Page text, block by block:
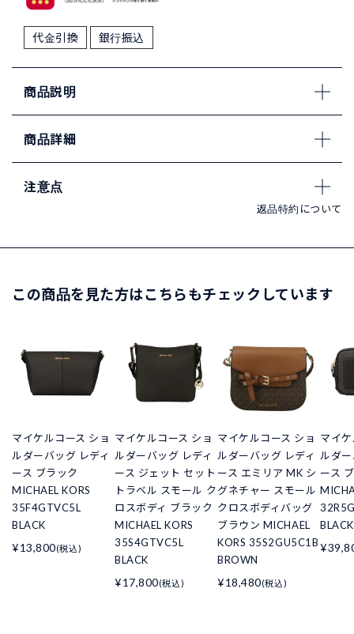
代金引換 銀行振込
商品説明
商品詳細
注意点
返品特約について
この商品を見た方はこちらもチェックしています
マイケルコース ショ
ルダーバッグ レディ
ース ブラック
MICHAEL KORS
35F4GTVC5L
BLACK
¥13,800(税込)
マイケルコース ショ
ルダーバッグ レディ
ース ジェット セット
トラベル スモール ク
ロスボディ ブラック
MICHAEL KORS
35S4GTVC5L
BLACK
¥17,800(税込)
マイケルコース ショ
ルダーバッグ レディ
ース エミリア MK シ
グネチャー スモール
クロスボディバッグ
ブラウン MICHAEL
KORS 35S2GU5C1B
BROWN
¥18,480(税込)
マイ
ルダ
ース
BLACK